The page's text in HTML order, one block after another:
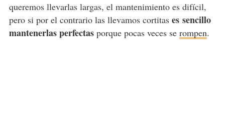
queremos llevarlas largas, el mantenimiento es difícil,
pero si por el contrario las llevamos cortitas es sencillo
mantenerlas perfectasporque pocas veces se rompen.